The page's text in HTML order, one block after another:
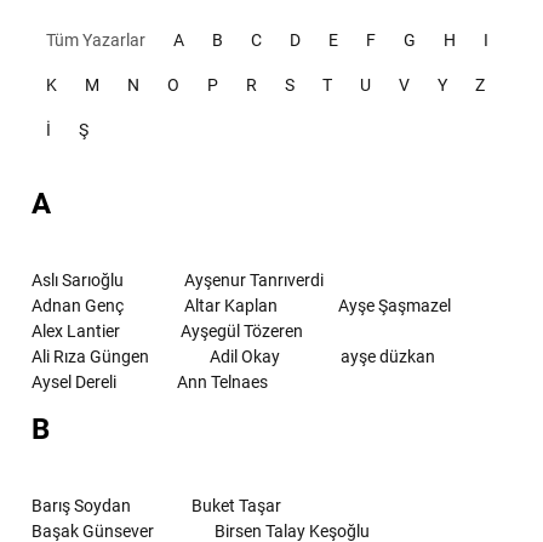
Tüm Yazarlar A B C D E F G H I
K M N O P R S T U V Y Z
İ Ş
A
Aslı Sarıoğlu
Ayşenur Tanrıverdi
Adnan Genç
Altar Kaplan
Ayşe Şaşmazel
Alex Lantier
Ayşegül Tözeren
Ali Rıza Güngen
Adil Okay
ayşe düzkan
Aysel Dereli
Ann Telnaes
B
Barış Soydan
Buket Taşar
Başak Günsever
Birsen Talay Keşoğlu